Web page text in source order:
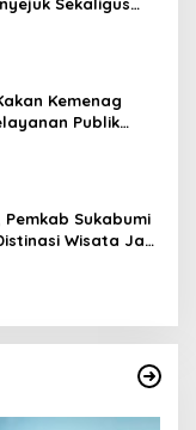
Kemenag
Publik
Sukabumi
Wisata Jadi